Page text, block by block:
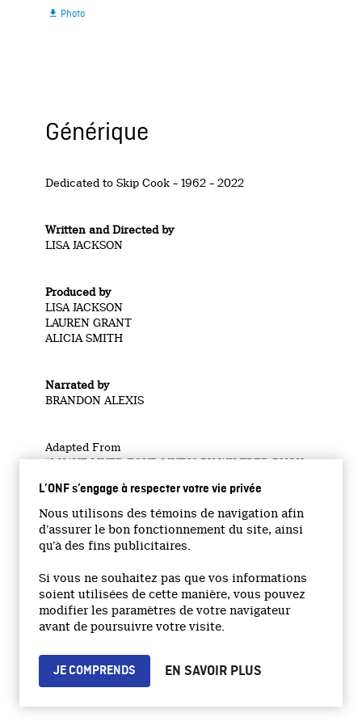
L’ONF s’engage à respecter votre vie privée
Nous utilisons des témoins de navigation afin
d’assurer le bon fonctionnement du site, ainsi
qu’à des fins publicitaires.
Si vous ne souhaitez pas que vos informations
soient utilisées de cette manière, vous pouvez
modifier les paramètres de votre navigateur
avant de poursuivre votre visite.
JE COMPRENDS EN SAVOIR PLUS
 Photo
Générique
Dedicated to Skip Cook – 1962 – 2022
Written and Directed by
LISA JACKSON
Produced by
LISA JACKSON
LAUREN GRANT
ALICIA SMITH
Narrated by
BRANDON ALEXIS
Adapted From
“I HAVE LIVED FOUR LIVES” BY WILFRED BUCK
Featuring
BRANDON ALEXIS AS ADULT WILFRED
RAYMOND CHARTRAND AS YOUNG WILFRED
ED AZURE AS ELDER
ETHAN NECKOWAY AS MARAUDER
CAINE ROBINSON AS MARAUDER
MOE MCGILLIVARY AS MARAUDER
JENNIFER BAICHWAL
NICHOLAS DE PENCIER